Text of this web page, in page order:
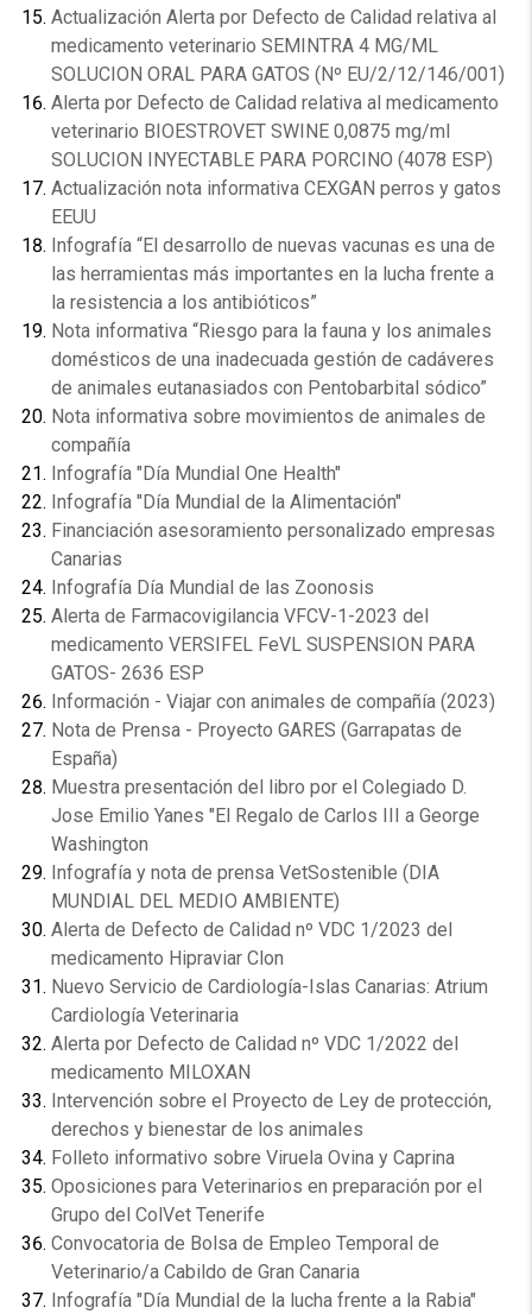
Actualización Alerta por Defecto de Calidad relativa al
medicamento veterinario SEMINTRA 4 MG/ML
SOLUCION ORAL PARA GATOS (Nº EU/2/12/146/001)
Alerta por Defecto de Calidad relativa al medicamento
veterinario BIOESTROVET SWINE 0,0875 mg/ml
SOLUCION INYECTABLE PARA PORCINO (4078 ESP)
Actualización nota informativa CEXGAN perros y gatos
EEUU
Infografía “El desarrollo de nuevas vacunas es una de
las herramientas más importantes en la lucha frente a
la resistencia a los antibióticos”
Nota informativa “Riesgo para la fauna y los animales
domésticos de una inadecuada gestión de cadáveres
de animales eutanasiados con Pentobarbital sódico”
Nota informativa sobre movimientos de animales de
compañía
Infografía "Día Mundial One Health"
Infografía "Día Mundial de la Alimentación"
Financiación asesoramiento personalizado empresas
Canarias
Infografía Día Mundial de las Zoonosis
Alerta de Farmacovigilancia VFCV-1-2023 del
medicamento VERSIFEL FeVL SUSPENSION PARA
GATOS- 2636 ESP
Información - Viajar con animales de compañía (2023)
Nota de Prensa - Proyecto GARES (Garrapatas de
España)
Muestra presentación del libro por el Colegiado D.
Jose Emilio Yanes "El Regalo de Carlos III a George
Washington
Infografía y nota de prensa VetSostenible (DIA
MUNDIAL DEL MEDIO AMBIENTE)
Alerta de Defecto de Calidad nº VDC 1/2023 del
medicamento Hipraviar Clon
Nuevo Servicio de Cardiología-Islas Canarias: Atrium
Cardiología Veterinaria
Alerta por Defecto de Calidad nº VDC 1/2022 del
medicamento MILOXAN
Intervención sobre el Proyecto de Ley de protección,
derechos y bienestar de los animales
Folleto informativo sobre Viruela Ovina y Caprina
Oposiciones para Veterinarios en preparación por el
Grupo del ColVet Tenerife
Convocatoria de Bolsa de Empleo Temporal de
Veterinario/a Cabildo de Gran Canaria
Infografía "Día Mundial de la lucha frente a la Rabia"